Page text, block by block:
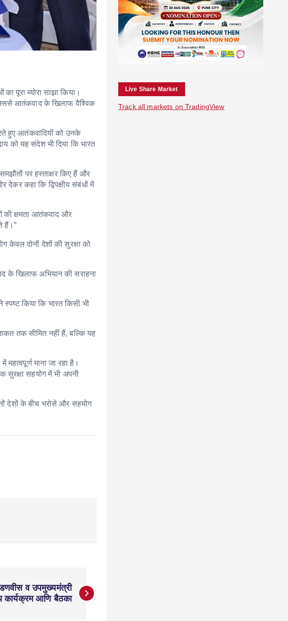
पूरा ब्योरा साझा किया।
आतंकवाद के खिलाफ वैश्विक
हुए आतंकवादियों को उनके
को यह संदेश भी दिया कि भारत
पर हस्ताक्षर किए हैं और
देकर कहा कि द्विपक्षीय संबंधों में
की क्षमता आतंकवाद और
हैं।”
केवल दोनों देशों की सुरक्षा को
के खिलाफ अभियान की सराहना
किया कि भारत किसी भी
तक सीमित नहीं हैं, बल्कि यह
माना जा रहा है।
सुरक्षा सहयोग में भी अपनी
देशों के बीच भरोसे और सहयोग
व उपमुख्यमंत्री
कार्यक्रम आणि बैठका
Live Share Market
Track all markets on TradingView